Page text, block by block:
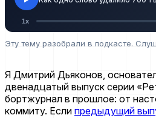
1x
Эту тему разобрали в подкасте.
Я Дмитрий Дьяконов,
двенадцатый выпуск серии
бортжурнал в прошлое: от
коммиту. Если предыдущий